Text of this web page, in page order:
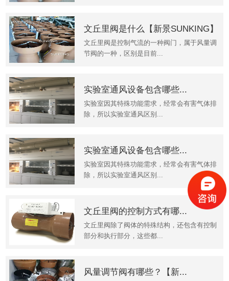
文丘里阀是什么【新景SUNKING】
文丘里阀是控制气流的一种阀门，属于风量调
节阀的一种，区别是目前...
实验室通风设备包含哪些...
实验室因其特殊功能需求，经常会有害气体排
除，所以实验室通风区别...
实验室通风设备包含哪些...
实验室因其特殊功能需求，经常会有害气体排
除，所以实验室通风区别...
文丘里阀的控制方式有哪...
文丘里阀除了阀体的特殊结构，还包含有控制
部分和执行部分，这些都...
风量调节阀有哪些？【新...